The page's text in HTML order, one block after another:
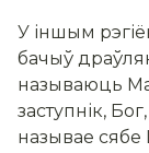
У іншым
бачыў
называюць
заступнік,
называе сябе